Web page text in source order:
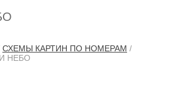
СХЕМЫ КАРТИН ПО НОМЕРАМ /
НЕБО